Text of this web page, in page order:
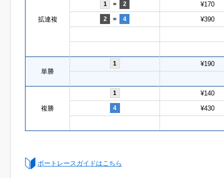
拡連複
1 = 2 ¥170
2 = 4 ¥390
単勝
1 ¥190
複勝
1 ¥140
4 ¥430
ボートレースガイドはこちら